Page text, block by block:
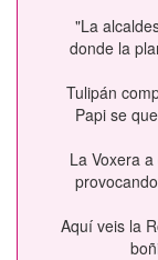
"La
donde la
Tulipán
Papi se
La Voxera
Aquí veis la